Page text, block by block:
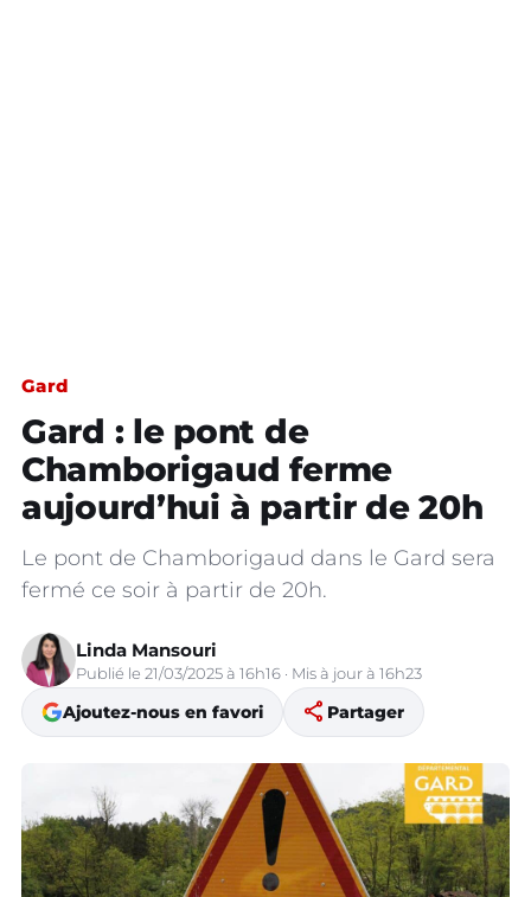
Gard
Gard : le pont de
Chamborigaud ferme
aujourd’hui à partir de 20h
Le pont de Chamborigaud dans le Gard sera
fermé ce soir à partir de 20h.
Linda Mansouri
Publié le 21/03/2025 à 16h16 · Mis à jour à 16h23
Ajoutez-nous en favori share Partager